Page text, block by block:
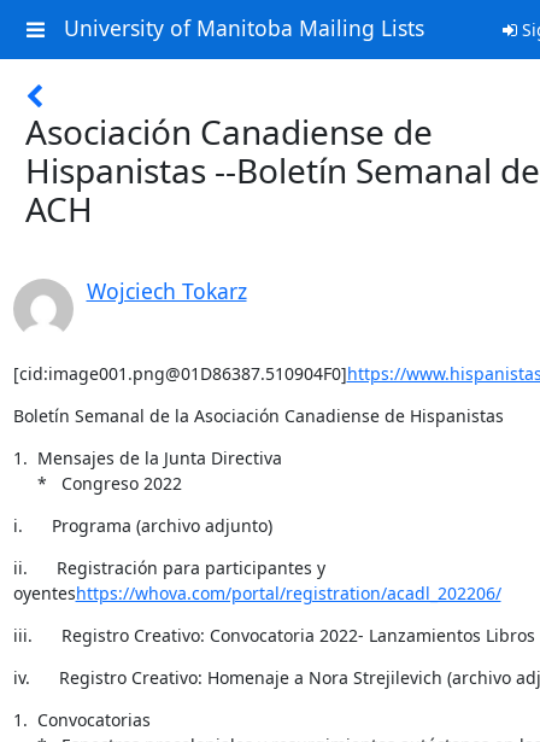
University of Manitoba Mailing Lists
Asociación Canadiense de
Hispanistas --Boletín Semanal
ACH
Wojciech Tokarz
[cid:image001.png@01D86387.510904F0]https://
Boletín Semanal de la Asociación Canadiense de Hispanistas
1.  Mensajes de la Junta Directiva
     *   Congreso 2022
i.      Programa (archivo adjunto)
ii.      Registración para participantes y
oyenteshttps://whova.com/portal/registration/acadl_202206/
iii.      Registro Creativo: Convocatoria 2022- Lanzamientos
iv.      Registro Creativo: Homenaje a Nora Strejilevich (archivo
1.  Convocatorias